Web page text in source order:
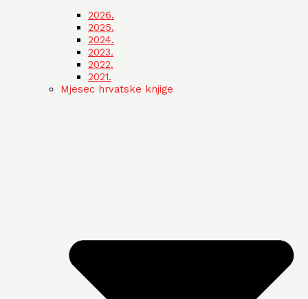
2026.
2025.
2024.
2023.
2022.
2021.
Mjesec hrvatske knjige